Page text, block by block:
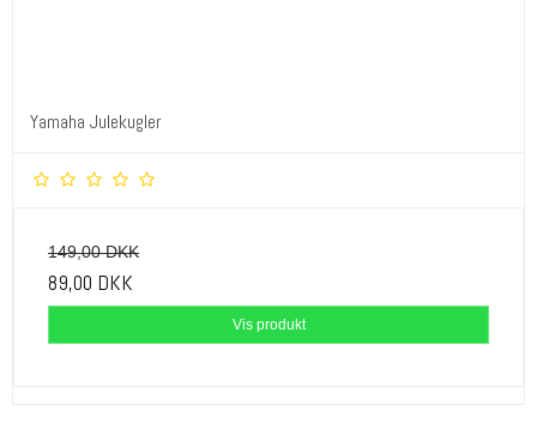
Yamaha Julekugler
149,00 DKK
89,00 DKK
Vis produkt